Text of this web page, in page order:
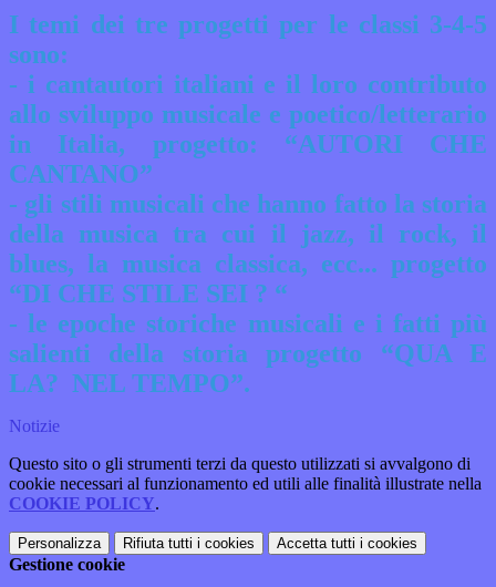
I temi dei tre progetti per le classi 3-4-5
sono:
- i cantautori italiani e il loro contributo
allo sviluppo musicale e poetico/letterario
in Italia, progetto: “AUTORI CHE
CANTANO”
- gli stili musicali che hanno fatto la storia
della musica tra cui il jazz, il rock, il
blues, la musica classica, ecc... progetto
“DI CHE STILE SEI ? “
- le epoche storiche musicali e i fatti più
salienti della storia progetto “QUA E
LA? NEL TEMPO”.
Notizie
Questo sito o gli strumenti terzi da questo utilizzati si avvalgono di
cookie necessari al funzionamento ed utili alle finalità illustrate nella
COOKIE POLICY.
Personalizza Rifiuta tutti i cookies Accetta tutti i cookies
Gestione cookie